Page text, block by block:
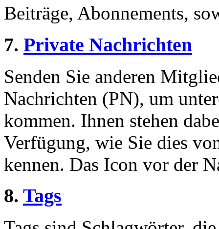
Beiträge, Abonnements,
7. Private Nachrichten
Senden Sie anderen
Nachrichten (PN), um
kommen. Ihnen stehen
Verfügung, wie Sie dies
kennen. Das Icon vor der
8. Tags